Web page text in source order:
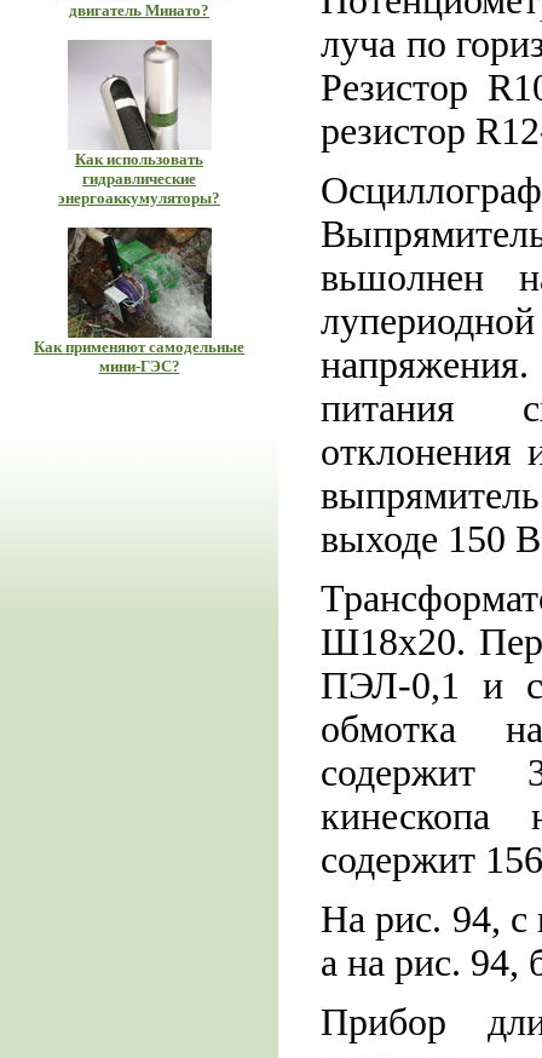
луча по
Резистор
резистор
вьшолнен
питания
отклонения
выходе 150
Ш18х20.
ПЭЛ-0,1 и
обмотка
содержит
содержит
На рис. 94, с
а на рис. 94,
Прибор
двигатель Минато?
Как использовать
гидравлические
энергоаккумуляторы?
Как применяют самодельные
мини-ГЭС?